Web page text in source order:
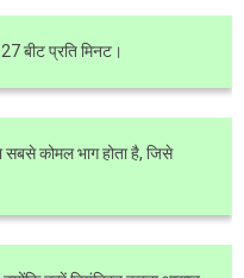
बीट प्रति मिनट।
सबसे कोमल भाग होता है, जिसे